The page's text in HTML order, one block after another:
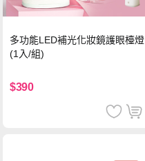
多功能LED補光化妝鏡護眼檯燈
(1入/組)
$390